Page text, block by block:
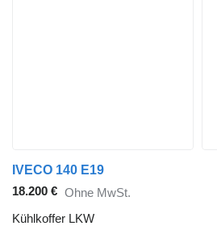
IVECO 140 E19
18.200 € Ohne MwSt.
Kühlkoffer LKW